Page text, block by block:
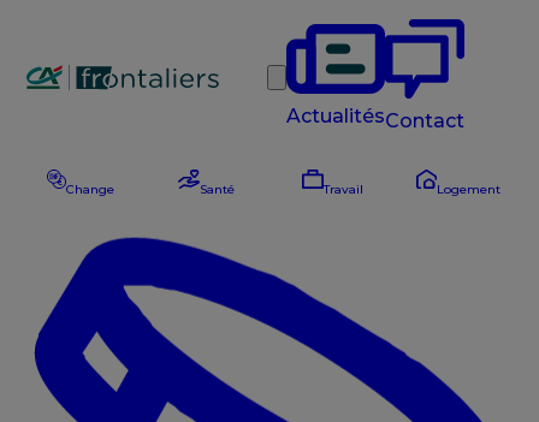
Rechercher
ActualitésContact
Change Santé Travail Logement